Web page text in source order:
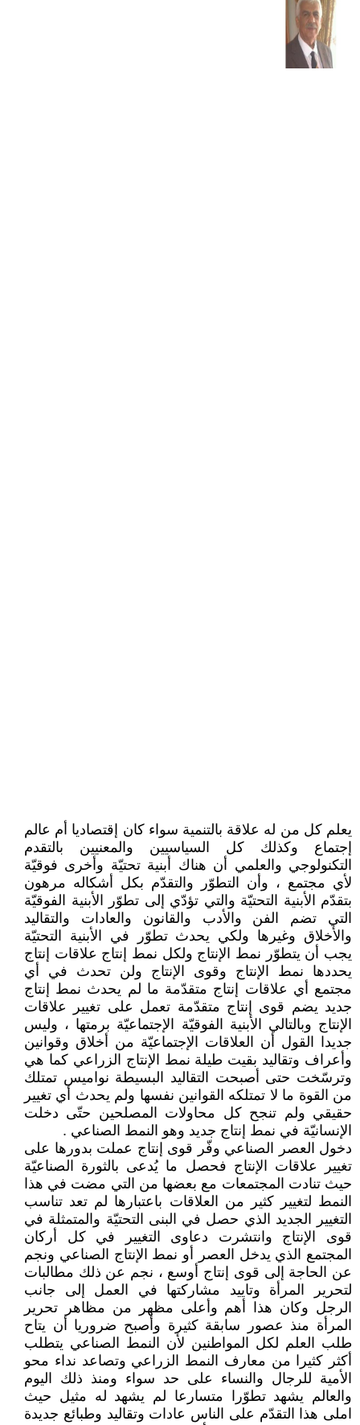
يعلم كل من له علاقة بالتنمية سواء كان إقتصاديا أم عالم
إجتماع وكذلك كل السياسيين والمعنيين بالتقدم
التكنولوجي والعلمي أن هناك أبنية تحتيّة وأخرى فوقيّة
لأي مجتمع ، وأن التطوّر والتقدّم بكل أشكاله مرهون
بتقدّم الأبنية التحتيّة والتي تؤدّي إلى تطوّر الأبنية الفوقيّة
التي تضم الفن والأدب والقانون والعادات والتقاليد
والأخلاق وغيرها ولكي يحدث تطوّر في الأبنية التحتيّة
يجب أن يتطوّر نمط الإنتاج ولكل نمط إنتاج علاقات إنتاج
يحددها نمط الإنتاج وقوى الإنتاج ولن تحدث في أي
مجتمع أي علاقات إنتاج متقدّمة ما لم يحدث نمط إنتاج
جديد يضم قوى إنتاج متقدّمة تعمل على تغيير علاقات
الإنتاج وبالتالي الأبنية الفوقيّة الإجتماعيّة برمتها ، وليس
جديدا القول أن العلاقات الإجتماعيّة من أخلاق وقوانين
وأعراف وتقاليد بقيت طيلة نمط الإنتاج الزراعي كما هي
وترسّخت حتى أصبحت التقاليد البسيطة نواميس تمتلك
من القوة ما لا تمتلكه القوانين نفسها ولم يحدث أي تغيير
حقيقي ولم تنجح كل محاولات المصلحين حتّى دخلت
الإنسانيّة في نمط إنتاج جديد وهو النمط الصناعي .
دخول العصر الصناعي وفّر قوى إنتاج عملت بدورها على
تغيير علاقات الإنتاج فحصل ما يُدعى بالثورة الصناعيّة
حيث تنادت المجتمعات مع بعضها من التي مضت في هذا
النمط لتغيير كثير من العلاقات باعتبارها لم تعد تناسب
التغيير الجديد الذي حصل في البنى التحتيّة والمتمثلة في
قوى الإنتاج وانتشرت دعاوى التغيير في كل أركان
المجتمع الذي يدخل العصر أو نمط الإنتاج الصناعي ونجم
عن الحاجة إلى قوى إنتاج أوسع ، نجم عن ذلك مطالبات
لتحرير المرأة وتاييد مشاركتها في العمل إلى جانب
الرجل وكان هذا أهم وأعلى مظهر من مظاهر تحرير
المرأة منذ عصور سابقة كثيرة وأصبح ضروريا أن يتاح
طلب العلم لكل المواطنين لأن النمط الصناعي يتطلب
أكثر كثيرا من معارف النمط الزراعي وتصاعد نداء محو
الأمية للرجال والنساء على حد سواء ومنذ ذلك اليوم
والعالم يشهد تطوّرا متسارعا لم يشهد له مثيل حيث
املى هذا التقدّم على الناس عادات وتقاليد وطبائع جديدة